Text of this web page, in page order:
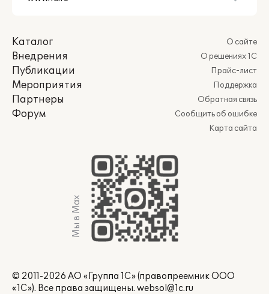
Каталог
Внедрения
Публикации
Мероприятия
Партнеры
Форум
О сайте
О решениях 1С
Прайс-лист
Поддержка
Обратная связь
Сообщить об ошибке
Карта сайта
Мы в Max
© 2011-2026 АО «Группа 1С» (правопреемник ООО
«1С»). Все права защищены. websol@1c.ru